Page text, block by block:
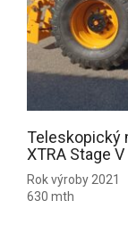
Teleskopický
XTRA Stage V
Rok výroby 2021
630 mth